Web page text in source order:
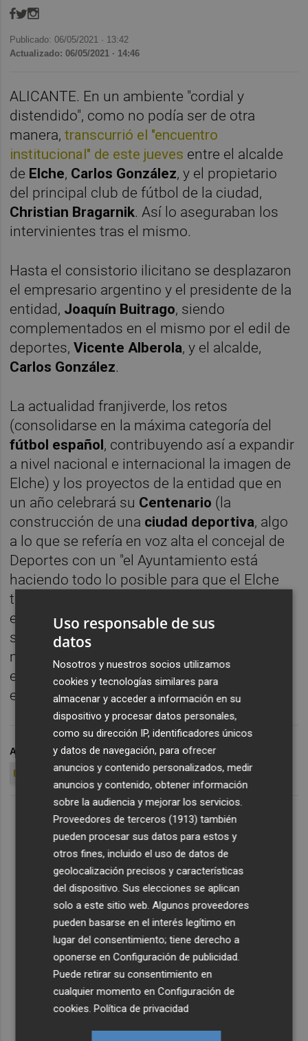
Publicado: 06/05/2021 · 13:42
Actualizado: 06/05/2021 · 14:46
ALICANTE. En un ambiente "cordial y
distendido", como no podía ser de otra
manera,transcurrió el "encuentro
institucional" de este jueves entre el alcalde
de Elche, Carlos González, y el propietario
del principal club de fútbol de la ciudad,
Christian Bragarnik. Así lo aseguraban los
intervinientes tras el mismo.
Hasta el consistorio ilicitano se desplazaron
el empresario argentino y el presidente de la
entidad, Joaquín Buitrago, siendo
complementados en el mismo por el edil de
deportes,Vicente Alberola, y el alcalde,
Carlos González.
La actualidad franjiverde, los retos
(consolidarse en la máxima categoría del
fútbol español, contribuyendo así a expandir
a nivel nacional e internacional la imagen de
Elche) y los proyectos de la entidad que en
un año celebrará su Centenario (la
construcción de una ciudad deportiva, algo
a lo que se refería en voz alta el concejal de
Deportes con un "el Ayuntamiento está
haciendo todo lo posible para que el Elche
tenga esa instalación", cuando la comitiva
enfilaba el despacho deAlcaldía
sobre la mesa en una cita que las partes
manifestaban que había servido para seguir
explorando la relación "fluida y cercana"
existente entre ellas.
ARCHIVADO EN ELCHE CF
CARLOS GONZÁLEZ
BRAGARNIK
CENTENARIO ECF
Uso responsable de sus
datos
Nosotros y nuestros socios utilizamos
cookies y tecnologías similares para
almacenar y acceder a información en su
dispositivo y procesar datos personales,
como su dirección IP, identificadores únicos
y datos de navegación, para ofrecer
anuncios y contenido personalizados, medir
anuncios y contenido, obtener información
sobre la audiencia y mejorar los servicios.
Proveedores de terceros (1913) también
pueden procesar sus datos para estos y
otros fines, incluido el uso de datos de
geolocalización precisos y características
del dispositivo. Sus elecciones se aplican
solo a este sitio web. Algunos proveedores
pueden basarse en el interés legítimo en
lugar del consentimiento; tiene derecho a
oponerse enConfiguración de publicidad
Puede retirar su consentimiento en
cualquier momento enConfiguración de
cookies .Política de privacidad